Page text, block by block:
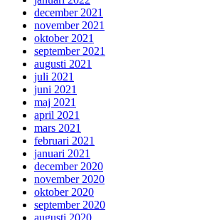
december 2021
november 2021
oktober 2021
september 2021
augusti 2021
juli 2021
juni 2021
maj 2021
april 2021
mars 2021
februari 2021
januari 2021
december 2020
november 2020
oktober 2020
september 2020
augusti 2020